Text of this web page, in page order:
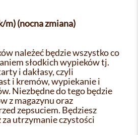
m) (nocna zmiana)
należeć będzie wszystko co
słodkich wypieków tj.
i dakłasy, czyli
i kremów, wypiekanie i
Niezbędne do tego będzie
z magazynu oraz
zepsuciem. Będziesz
utrzymanie czystości